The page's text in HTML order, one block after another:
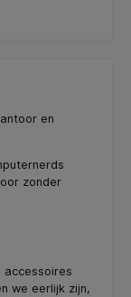
en
zonder
accessoires
we eerlijk zijn,